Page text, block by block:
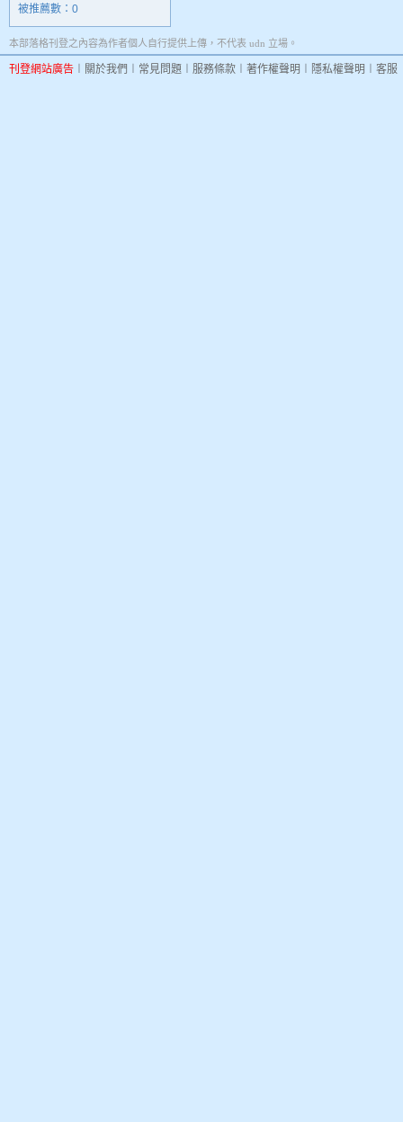
被推薦數： 0
本部落格刊登之內容為作者個人自行提供上傳，不代表 udn 立場。
刊登網站廣告 關於我們 常見問題 服務條款 著作權聲明 隱私權聲明 客服